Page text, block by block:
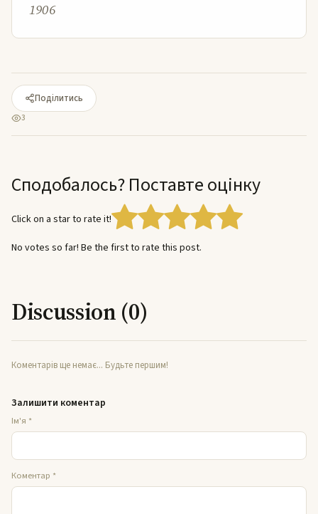
1906
Поділитись
3
Сподобалось? Поставте оцінку
Click on a star to rate it!
No votes so far! Be the first to rate this post.
Discussion (0)
Коментарів ще немає... Будьте першим!
Залишити коментар
Ім'я *
Коментар *